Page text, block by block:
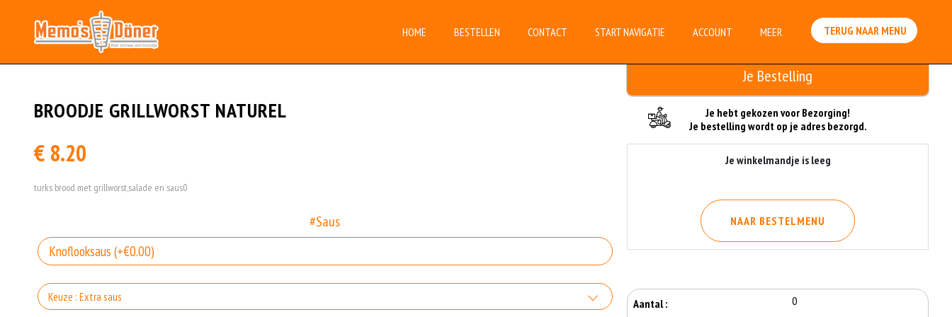
HOME BESTELLEN CONTACT START NAVIGATIE ACCOUNT MEER TERUG NAAR MENU
BROODJE GRILLWORST NATUREL
€ 8.20
turks brood met grillworst,salade en saus0
#Saus
Keuze : Extra saus
Je hebt gekozen voor Bezorging!
Je bestelling wordt op je adres bezorgd.
Je winkelmandje is leeg
NAAR BESTELMENU
Aantal : 0
Je Bestelling